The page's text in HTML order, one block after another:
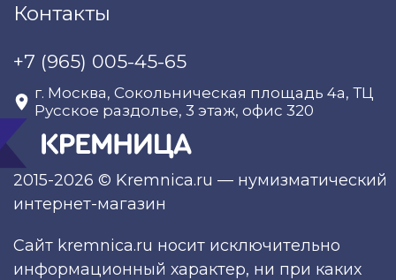
2015-2026 © Kremnica.ru — нумизматический
интернет-магазин
Контакты
+7 (965) 005-45-65
г. Москва, Сокольническая площадь 4а, ТЦ
Русское раздолье, 3 этаж, офис 320
Сайт kremnica.ru носит исключительно
информационный характер, ни при каких